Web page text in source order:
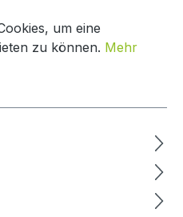
Line
um eine
zu können. Mehr